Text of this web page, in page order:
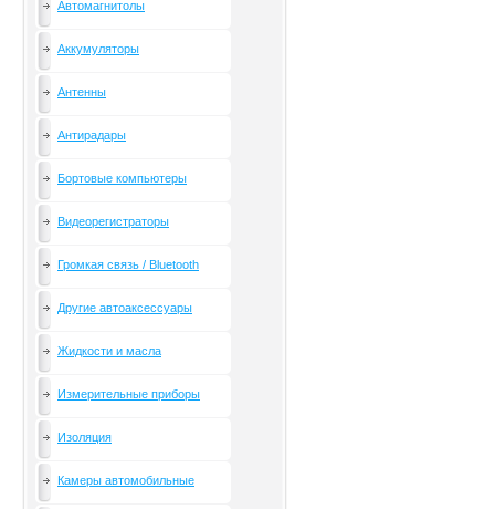
Автомагнитолы
Аккумуляторы
Антенны
Антирадары
Бортовые компьютеры
Видеорегистраторы
Громкая связь / Bluetooth
Другие автоаксессуары
Жидкости и масла
Измерительные приборы
Изоляция
Камеры автомобильные